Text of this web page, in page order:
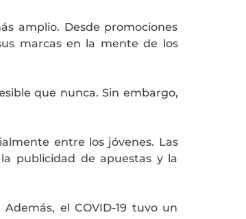
amplio. Desde promociones
marcas en la mente de los
que nunca. Sin embargo,
entre los jóvenes. Las
publicidad de apuestas y la
el COVID-19 tuvo un